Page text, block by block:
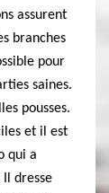
assurent
branches
pour
saines.
pousses.
et il est
qui a
dresse